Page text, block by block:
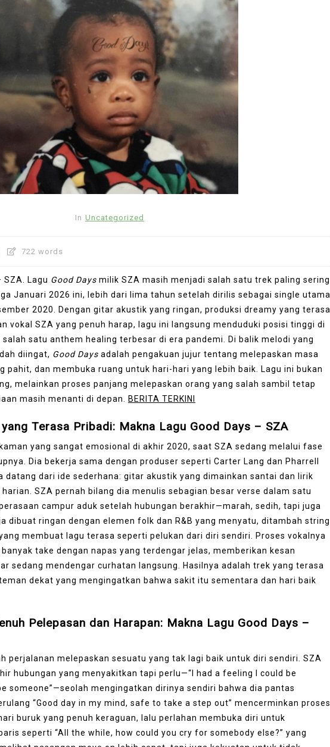
In Uncategorized
722 words
SZA. Lagu Good Days milik SZA masih menjadi salah satu trek paling sering
Januari 2026 ini, lebih dari lima tahun setelah dirilis sebagai single utama
2020. Dengan gitar akustik yang ringan, produksi dreamy yang terasa
vokal SZA yang penuh harap, lagu ini langsung menduduki posisi tinggi di
satu anthem healing terbesar di era pandemi. Di balik melodi yang
diingat, Good Days adalah pengakuan jujur tentang melepaskan masa
pahit, dan membuka ruang untuk hari-hari yang lebih baik. Lagu ini bukan
melainkan proses panjang melepaskan orang yang salah sambil tetap
masih menanti di depan.
BERITA TERKINI
Terasa Pribadi: Makna Lagu Good Days – SZA
yang sangat emosional di akhir 2020, saat SZA sedang melalui fase
Dia bekerja sama dengan produser seperti Carter Lang dan Pharrell
datang dari ide sederhana: gitar akustik yang dimainkan santai dan lirik
SZA pernah bilang dia menulis sebagian besar verse dalam satu
campur aduk setelah hubungan berakhir—marah, sedih, tapi juga
dibuat ringan dengan elemen folk dan R&B yang menyatu, ditambah string
membuat lagu terasa seperti pelukan dari diri sendiri. Proses vokalnya
take dengan napas yang terdengar jelas, memberikan kesan
sedang mendengar curhatan langsung. Hasilnya adalah trek yang terasa
dekat yang mengingatkan bahwa sakit itu sementara dan hari baik
Pelepasan dan Harapan: Makna Lagu Good Days –
perjalanan melepaskan sesuatu yang tak lagi baik untuk diri sendiri. SZA
hubungan yang menyakitkan tapi perlu—“I had a feeling I could be
someone”—seolah mengingatkan dirinya sendiri bahwa dia pantas
“Good day in my mind, safe to take a step out” mencerminkan proses
buruk yang penuh keraguan, lalu perlahan membuka diri untuk
seperti “All the while, how could you cry for somebody else?” yang
Cinta Masih
Musik Digital
653 words
Uncategorized
Musik Elektronik Modern
Semakin Digemari Anak Muda